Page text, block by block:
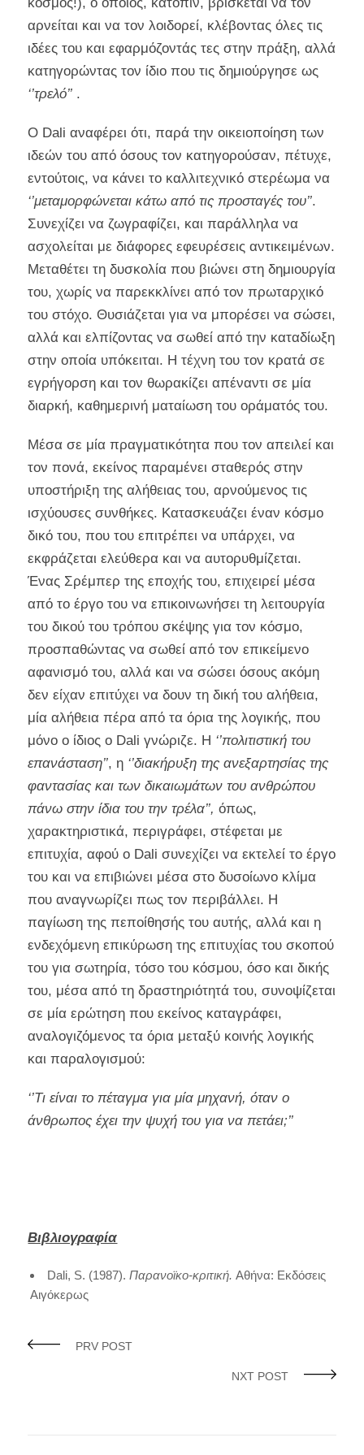
αρνείται και να τον λοιδορεί, κλέβοντας όλες τις
ιδέες του και εφαρμόζοντάς τες στην πράξη, αλλά
κατηγορώντας τον ίδιο που τις δημιούργησε ως
‘’τρελό’’ .
Ο Dali αναφέρει ότι, παρά την οικειοποίηση των
ιδεών του από όσους τον κατηγορούσαν, πέτυχε,
εντούτοις, να κάνει το καλλιτεχνικό στερέωμα να
‘’μεταμορφώνεται κάτω από τις προσταγές του’’.
Συνεχίζει να ζωγραφίζει, και παράλληλα να
ασχολείται με διάφορες εφευρέσεις αντικειμένων.
Μεταθέτει τη δυσκολία που βιώνει στη δημιουργία
του, χωρίς να παρεκκλίνει από τον πρωταρχικό
του στόχο. Θυσιάζεται για να μπορέσει να σώσει,
αλλά και ελπίζοντας να σωθεί από την καταδίωξη
στην οποία υπόκειται. Η τέχνη του τον κρατά σε
εγρήγορση και τον θωρακίζει απέναντι σε μία
διαρκή, καθημερινή ματαίωση του οράματός του.
Μέσα σε μία πραγματικότητα που τον απειλεί και
τον πονά, εκείνος παραμένει σταθερός στην
υποστήριξη της αλήθειας του, αρνούμενος τις
ισχύουσες συνθήκες. Κατασκευάζει έναν κόσμο
δικό του, που του επιτρέπει να υπάρχει, να
εκφράζεται ελεύθερα και να αυτορυθμίζεται.
Ένας Σρέμπερ της εποχής του, επιχειρεί μέσα
από το έργο του να επικοινωνήσει τη λειτουργία
του δικού του τρόπου σκέψης για τον κόσμο,
προσπαθώντας να σωθεί από τον επικείμενο
αφανισμό του, αλλά και να σώσει όσους ακόμη
δεν είχαν επιτύχει να δουν τη δική του αλήθεια,
μία αλήθεια πέρα από τα όρια της λογικής, που
μόνο ο ίδιος ο Dali γνώριζε. Η ‘’πολιτιστική του
επανάσταση’’, η ‘’διακήρυξη της ανεξαρτησίας της
φαντασίας και των δικαιωμάτων του ανθρώπου
πάνω στην ίδια του την τρέλα’’,όπως,
χαρακτηριστικά, περιγράφει, στέφεται με
επιτυχία, αφού ο Dali συνεχίζει να εκτελεί το έργο
του και να επιβιώνει μέσα στο δυσοίωνο κλίμα
που αναγνωρίζει πως τον περιβάλλει. Η
παγίωση της πεποίθησής του αυτής, αλλά και η
ενδεχόμενη επικύρωση της επιτυχίας του σκοπού
του για σωτηρία, τόσο του κόσμου, όσο και δικής
του, μέσα από τη δραστηριότητά του, συνοψίζεται
σε μία ερώτηση που εκείνος καταγράφει,
αναλογιζόμενος τα όρια μεταξύ κοινής λογικής
και παραλογισμού:
‘’Τι είναι το πέταγμα για μία μηχανή, όταν ο
άνθρωπος έχει την ψυχή του για να πετάει;’’
Βιβλιογραφία
Dali, S. (1987).Παρανοϊκο-κριτική.Αθήνα: Εκδόσεις
Αιγόκερως
PRV POST
NXT POST